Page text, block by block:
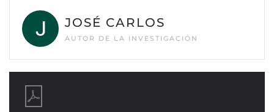
JOSÉ CARLOS
AUTOR DE LA INVESTIGACIÓN